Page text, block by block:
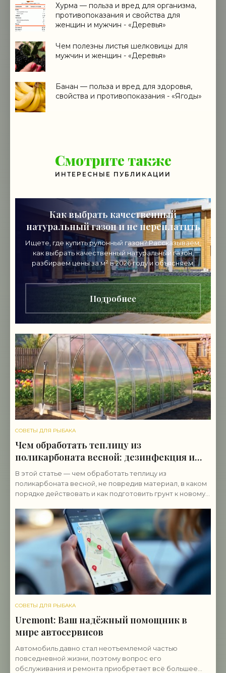
Хурма — польза и вред для организма,
противопоказания и свойства для
женщин и мужчин - «Деревья»
Чем полезны листья шелковицы для
мужчин и женщин - «Деревья»
Банан — польза и вред для здоровья,
свойства и противопоказания - «Ягоды»
Смотрите также
ИНТЕРЕСНЫЕ ПУБЛИКАЦИИ
Как выбрать качественный
натуральный газон и не переплатить
Ищете, где купить рулонный газон? Рассказываем,
как выбрать качественный натуральный газон,
разбираем цены за м² в 2026 году и объясняем,
почему стоит покупать напрямую от
производителя.
Подробнее
СОВЕТЫ ДЛЯ РЫБАКА
Чем обработать теплицу из
поликарбоната весной: дезинфекция и
подготовка
В этой статье — чем обработать теплицу из
поликарбоната весной, не повредив материал, в каком
порядке действовать и как подготовить грунт к новому
СОВЕТЫ ДЛЯ РЫБАКА
Uremont: Ваш надёжный помощник в
мире автосервисов
Автомобиль давно стал неотъемлемой частью
повседневной жизни, поэтому вопрос его
обслуживания и ремонта приобретает всё большее